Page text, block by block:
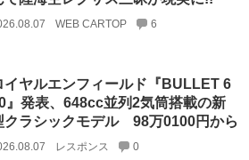
WEB CARTOP 6
イヤルエンフィールド『BULLET 6
』発表、648cc並列2気筒搭載の新
クラシックモデル 98万0100円から
レスポンス 0